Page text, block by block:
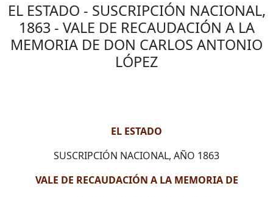
EL ESTADO - SUSCRIPCIÓN NACIONAL,
1863 - VALE DE RECAUDACIÓN A LA
MEMORIA DE DON CARLOS ANTONIO
LÓPEZ
EL ESTADO
SUSCRIPCIÓN NACIONAL, AÑO 1863
VALE DE RECAUDACIÓN A LA MEMORIA DE